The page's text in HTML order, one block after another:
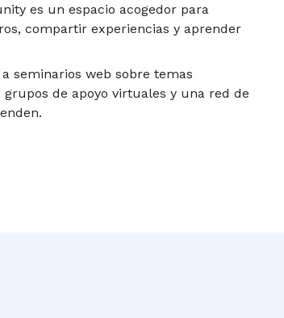
es un espacio acogedor para
compartir experiencias y aprender
seminarios web sobre temas
de apoyo virtuales y una red de